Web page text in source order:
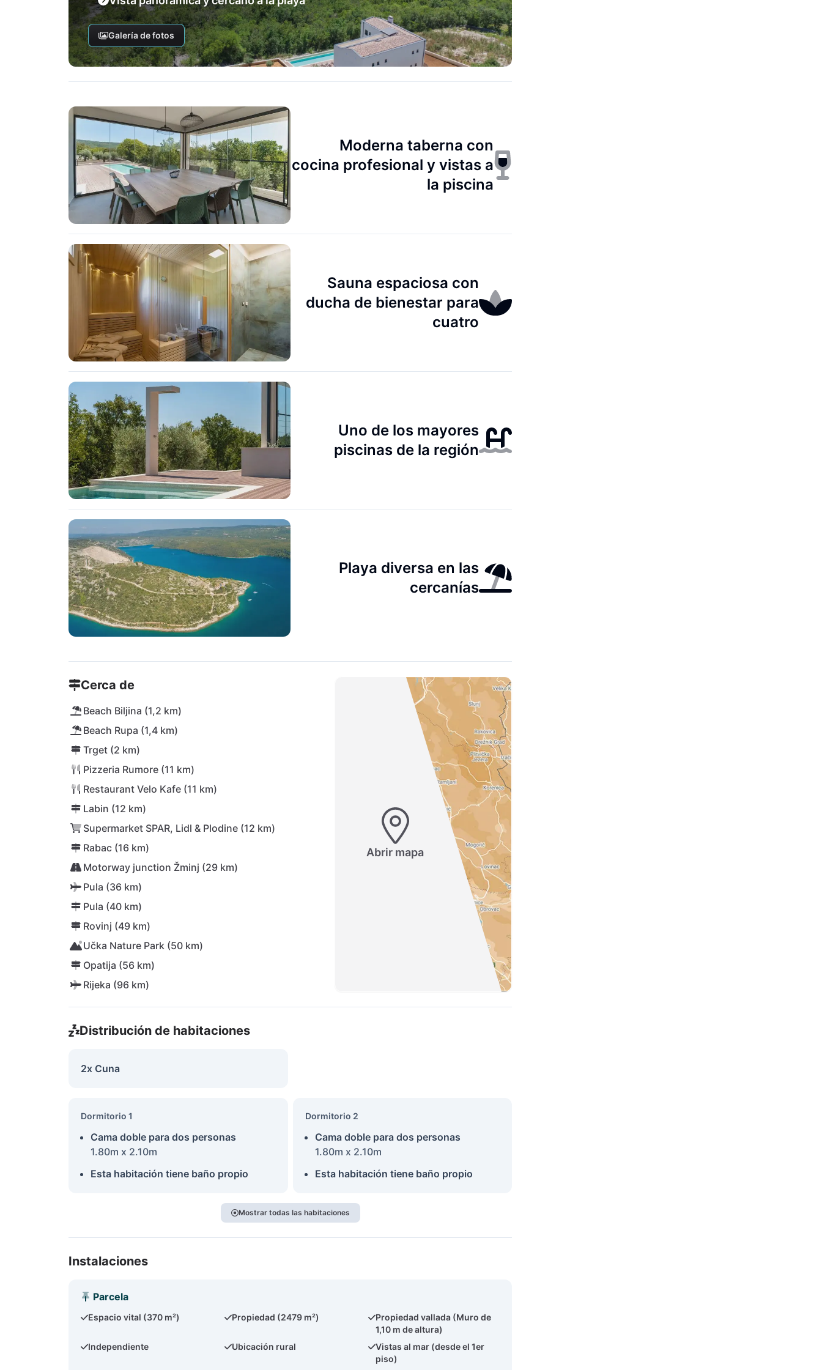
Galería de fotos
Moderna taberna con
cocina profesional y vistas a
la piscina
Sauna espaciosa con
ducha de bienestar para
cuatro
Uno de los mayores
piscinas de la región
Playa diversa en las
cercanías
Cerca de
Beach Biljina (1,2 km)
Beach Rupa (1,4 km)
Trget (2 km)
Pizzeria Rumore (11 km)
Restaurant Velo Kafe (11 km)
Labin (12 km)
Supermarket SPAR, Lidl & Plodine (12 km)
Rabac (16 km)
Motorway junction Žminj (29 km)
Pula (36 km)
Pula (40 km)
Rovinj (49 km)
Učka Nature Park (50 km)
Opatija (56 km)
Rijeka (96 km)
Abrir mapa
Distribución de habitaciones
2x Cuna
Dormitorio 1
Cama doble para dos personas
1.80m x 2.10m
Esta habitación tiene baño propio
Dormitorio 2
Cama doble para dos personas
1.80m x 2.10m
Esta habitación tiene baño propio
Mostrar todas las habitaciones
Instalaciones
Parcela
Espacio vital (370 m²) Propiedad (2479 m²)
Propiedad vallada (Muro de
1,10 m de altura)
Independiente
Ubicación rural
Vistas al mar (desde el 1er
piso)